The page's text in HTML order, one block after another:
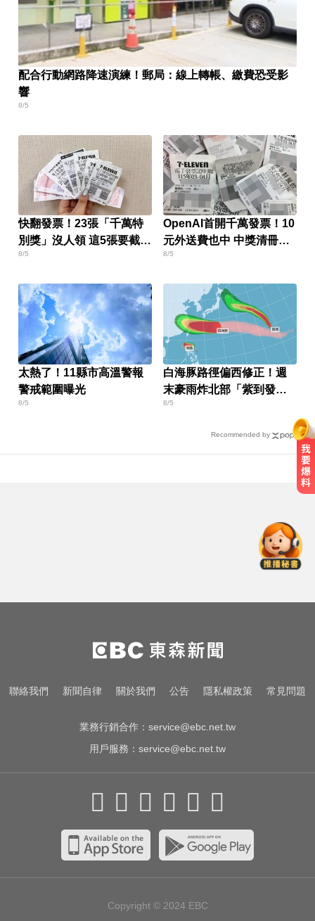
配合行動網路降速演練！郵局：線上轉帳、繳費恐受影
響
8/5
快翻發票！23張「千萬特
別獎」沒人領 這5張要截止
兌獎了
8/5
OpenAI首開千萬發票！10
元外送費也中 中獎清冊一
次看
8/5
太熱了！11縣市高溫警報
警戒範圍曝光
8/5
白海豚路徑偏西修正！週
末豪雨炸北部「紫到發
白」
8/5
Recommended by
本季二度遭水手DFA
色外公稱「幫看過敏」騙孫女脫褲
侵犯！法院判2年4月
狼繼父猥褻2幼女148次 入獄前一晚
聯絡我們 新聞自律 關於我們 公告 隱私權政策 常見問題
業務行銷合作： service@ebc.net.tw
用戶服務： service@ebc.net.tw
Copyright © 2024 EBC